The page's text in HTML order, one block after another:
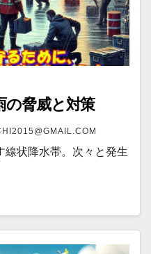
の脅威と対策
線状降水帯。次々と発生